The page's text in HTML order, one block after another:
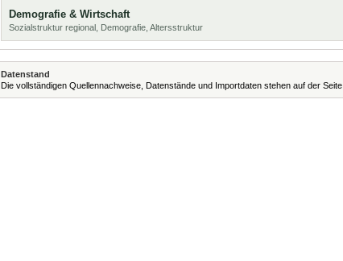
Demografie & Wirtschaft
Sozialstruktur regional, Demografie, Altersstruktur
Datenstand
Die vollständigen Quellennachweise, Datenstände und Importdaten stehen auf der Seite